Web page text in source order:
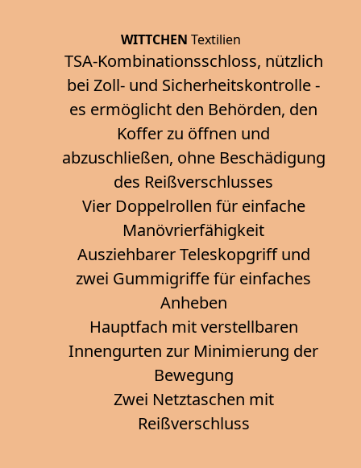
WITTCHEN Textilien
TSA-Kombinationsschloss, nützlich
bei Zoll- und Sicherheitskontrolle -
es ermöglicht den Behörden, den
Koffer zu öffnen und
abzuschließen, ohne Beschädigung
des Reißverschlusses
Vier Doppelrollen für einfache
Manövrierfähigkeit
Ausziehbarer Teleskopgriff und
zwei Gummigriffe für einfaches
Anheben
Hauptfach mit verstellbaren
Innengurten zur Minimierung der
Bewegung
Zwei Netztaschen mit
Reißverschluss